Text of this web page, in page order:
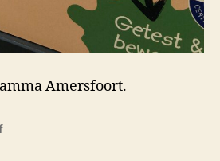
Amersfoort.